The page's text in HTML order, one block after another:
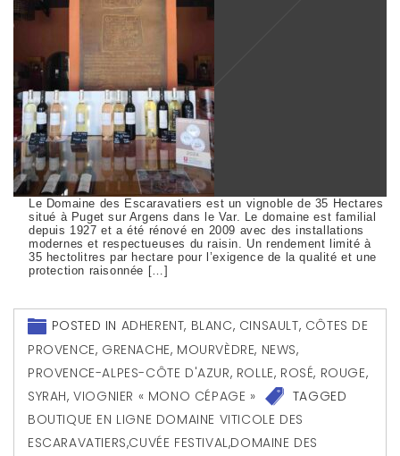
Le Domaine des Escaravatiers est un vignoble de 35 Hectares
situé à Puget sur Argens dans le Var. Le domaine est familial
depuis 1927 et a été rénové en 2009 avec des installations
modernes et respectueuses du raisin. Un rendement limité à
35 hectolitres par hectare pour l’exigence de la qualité et une
protection raisonnée […]
POSTED IN ADHERENT, BLANC, CINSAULT, CÔTES DE
PROVENCE, GRENACHE, MOURVÈDRE, NEWS,
PROVENCE-ALPES-CÔTE D'AZUR, ROLLE, ROSÉ, ROUGE,
SYRAH,VIOGNIER « MONO CÉPAGE »
TAGGED
BOUTIQUE EN LIGNE DOMAINE VITICOLE DES
ESCARAVATIERS,CUVÉE FESTIVAL,DOMAINE DES